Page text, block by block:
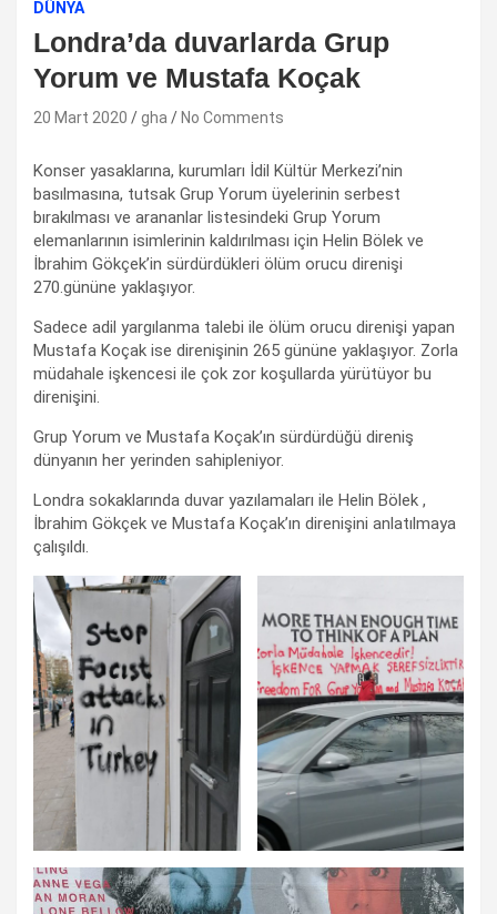
DÜNYA
Londra’da duvarlarda Grup
Yorum ve Mustafa Koçak
20 Mart 2020 gha No Comments
Konser yasaklarına, kurumları İdil Kültür Merkezi’nin
basılmasına, tutsak Grup Yorum üyelerinin serbest
bırakılması ve arananlar listesindeki Grup Yorum
elemanlarının isimlerinin kaldırılması için Helin Bölek ve
İbrahim Gökçek’in sürdürdükleri ölüm orucu direnişi
270.gününe yaklaşıyor.
Sadece adil yargılanma talebi ile ölüm orucu direnişi yapan
Mustafa Koçak ise direnişinin 265 gününe yaklaşıyor. Zorla
müdahale işkencesi ile çok zor koşullarda yürütüyor bu
direnişini.
Grup Yorum ve Mustafa Koçak’ın sürdürdüğü direniş
dünyanın her yerinden sahipleniyor.
Londra sokaklarında duvar yazılamaları ile Helin Bölek ,
İbrahim Gökçek ve Mustafa Koçak’ın direnişini anlatılmaya
çalışıldı.